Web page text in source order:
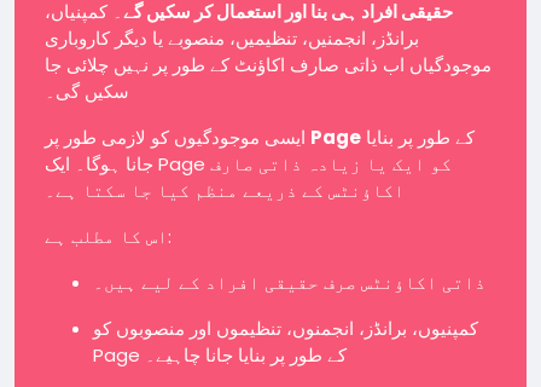
حقیقی افراد ہی بنا اور استعمال کر سکیں گے۔ کمپنیاں،
برانڈز، انجمنیں، تنظیمیں، منصوبے یا دیگر کاروباری
موجودگیاں اب ذاتی صارف اکاؤنٹ کے طور پر نہیں چلائی جا
سکیں گی۔
Page
جانا ہوگا۔ ایک Page کو ایک یا زیادہ ذاتی صارف
اکاؤنٹس کے ذریعے منظم کیا جا سکتا ہے۔
اس کا مطلب ہے:
ذاتی اکاؤنٹس صرف حقیقی افراد کے لیے ہیں۔
کمپنیوں، برانڈز، انجمنوں، تنظیموں اور منصوبوں کو
Page کے طور پر بنایا جانا چاہیے۔